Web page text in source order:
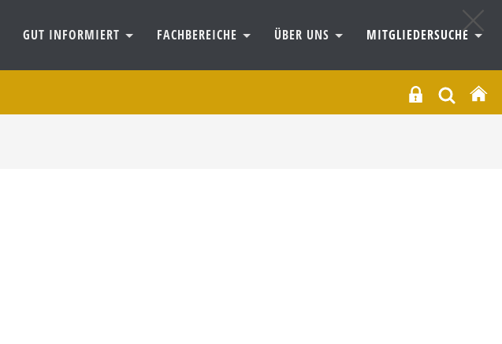
GUT INFORMIERT FACHBEREICHE ÜBER UNS MITGLIEDERSUCHE